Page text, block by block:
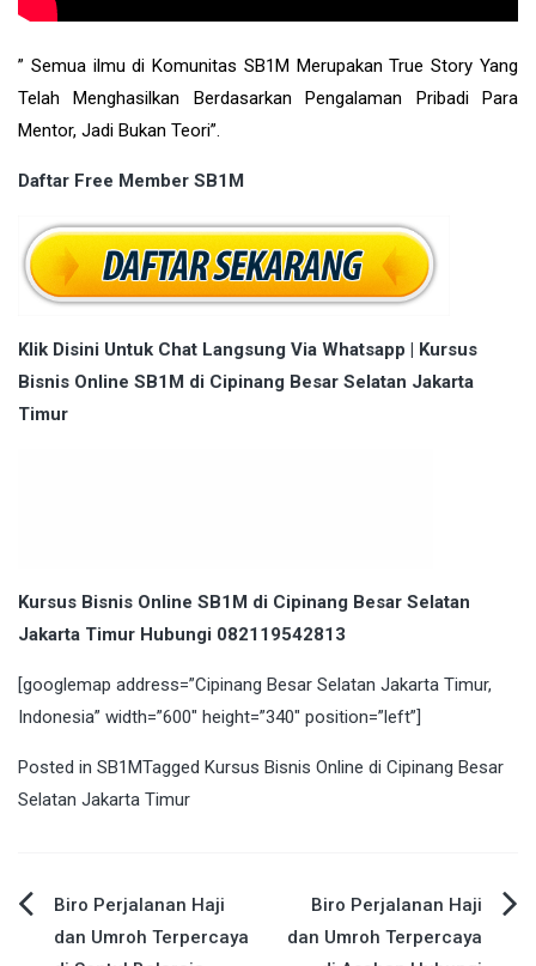
” Semua ilmu di Komunitas SB1M Merupakan True Story Yang
Telah Menghasilkan Berdasarkan Pengalaman Pribadi Para
Mentor, Jadi Bukan Teori”.
Daftar Free Member SB1M
Klik Disini Untuk Chat Langsung Via Whatsapp | Kursus
Bisnis Online SB1M di Cipinang Besar Selatan Jakarta
Timur
Kursus Bisnis Online SB1M di Cipinang Besar Selatan
Jakarta Timur Hubungi 082119542813
[googlemap address=”Cipinang Besar Selatan Jakarta Timur,
Indonesia” width=”600″ height=”340″ position=”left”]
Posted in SB1MTagged Kursus Bisnis Online di Cipinang Besar
Selatan Jakarta Timur
PostBiro Perjalanan Haji
dan Umroh Terpercaya
Biro Perjalanan Haji
dan Umroh Terpercaya